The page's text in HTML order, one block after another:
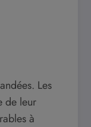
Les
de leur
à